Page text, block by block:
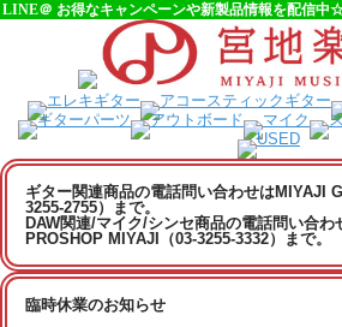
LINE＠ お得なキャンペーンや新製品情報を配信中
ギター関連商品の電話問い合わせはMIYAJI
3255-2755）まで。
DAW関連/マイク/シンセ商品の電話問い合わ
PROSHOP MIYAJI（03-3255-3332）まで。
臨時休業のお知らせ